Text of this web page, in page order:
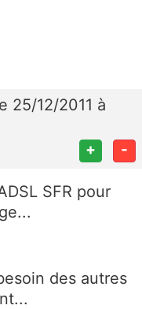
25/12/2011 à
+ -
SFR pour
des autres